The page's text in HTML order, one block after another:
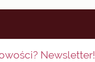
Newsletter!